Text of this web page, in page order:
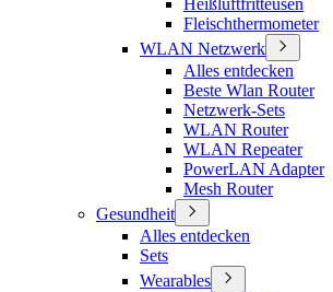
Heißluftfritteusen
Fleischthermometer
WLAN Netzwerk
Alles entdecken
Beste Wlan Router
Netzwerk-Sets
WLAN Router
WLAN Repeater
PowerLAN Adapter
Mesh Router
Gesundheit
Alles entdecken
Sets
Wearables